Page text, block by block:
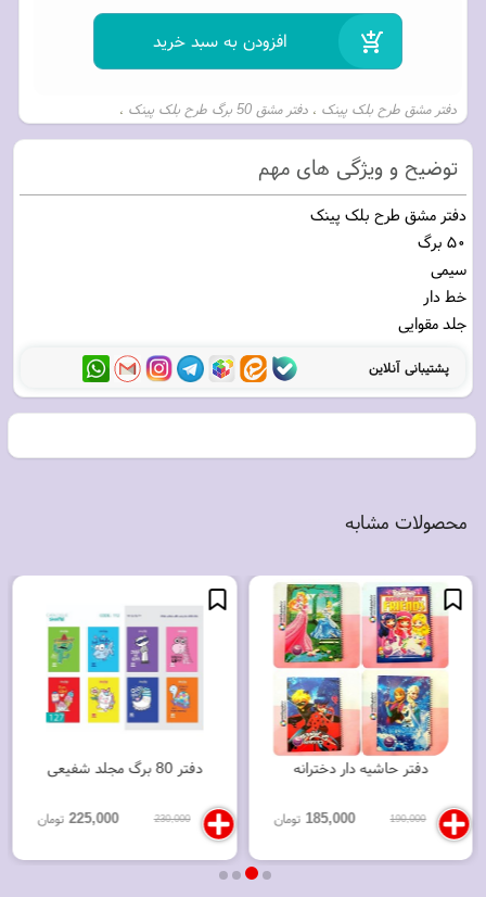
دفتر مشق طرح بلک پینک ، دفتر مشق 50 برگ طرح بلک پینک ،
دفتر مشق بلک پینک،بلک پینک،دفتر مشق خط دار بلک پینک،
توضیح و ویژگی های مهم
دفتر مشق طرح بلک پینک
۵۰ برگ
سیمی
جلد مقوایی
پشتیبانی آنلاین
محصولات مشابه
دفتر حاشیه دار دخترانه
190,000
185,000 تومان
دفتر 80 برگ مجلد شفیعی
230,000
225,000تومان